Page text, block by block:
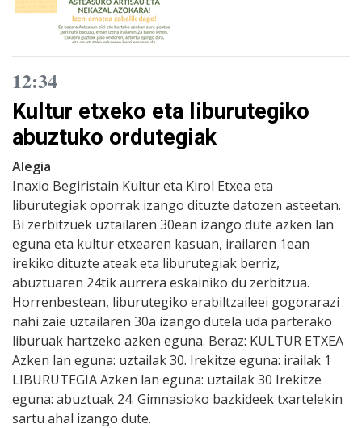
12:34
Kultur etxeko eta liburutegiko
abuztuko ordutegiak
Alegia
Inaxio Begiristain Kultur eta Kirol Etxea eta
liburutegiak oporrak izango dituzte datozen asteetan.
Bi zerbitzuek uztailaren 30ean izango dute azken lan
eguna eta kultur etxearen kasuan, irailaren 1ean
irekiko dituzte ateak eta liburutegiak berriz,
abuztuaren 24tik aurrera eskainiko du zerbitzua.
Horrenbestean, liburutegiko erabiltzaileei gogorarazi
nahi zaie uztailaren 30a izango dutela uda parterako
liburuak hartzeko azken eguna. Beraz: KULTUR ETXEA
Azken lan eguna: uztailak 30. Irekitze eguna: irailak 1
LIBURUTEGIA Azken lan eguna: uztailak 30 Irekitze
eguna: abuztuak 24. Gimnasioko bazkideek txartelekin
sartu ahal izango dute.